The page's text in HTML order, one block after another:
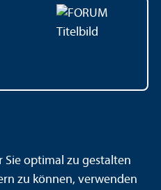
Barrierefreiheit
Sprache Sitemap
Sie optimal zu gestalten
zu können, verwenden